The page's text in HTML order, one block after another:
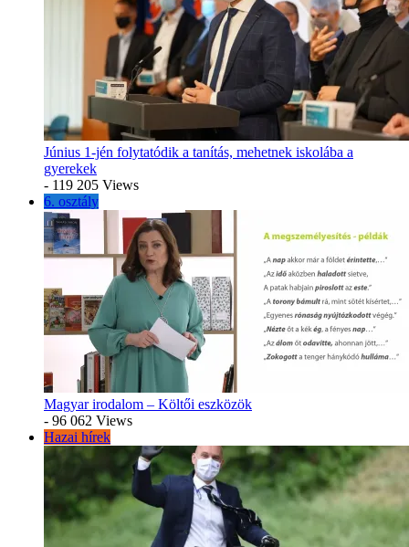
Június 1-jén folytatódik a tanítás, mehetnek iskolába a
gyerekek
- 119 205 Views
6. osztály
Magyar irodalom – Költői eszközök
- 96 062 Views
Hazai hírek